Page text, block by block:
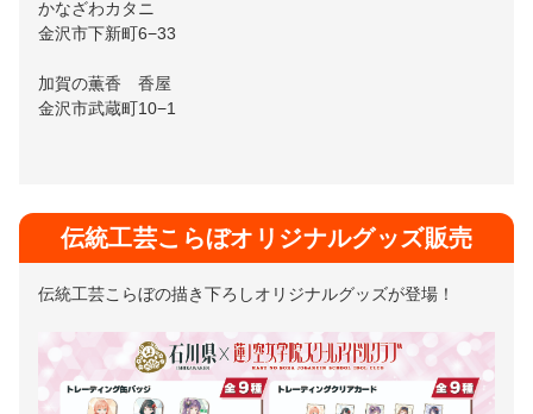
かなざわカタニ
金沢市下新町6−33
加賀の薫香 香屋
金沢市武蔵町10−1
伝統工芸こらぼオリジナルグッズ販売
伝統工芸こらぼの描き下ろしオリジナルグッズが登場！